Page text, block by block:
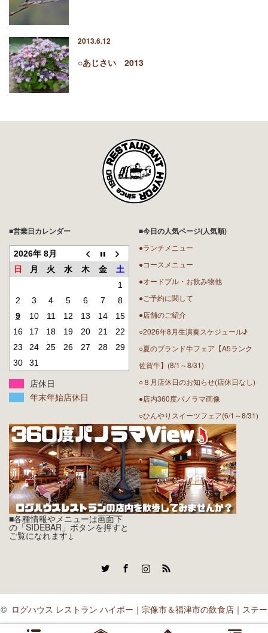
2013.6.12
○あじさい 2013
■営業日カレンダー
2026年 8月
日
月 火 水 木 金
土
1
2
3 4 5 6 7
8
9
10 11 12 13 14
15
16
17 18 19 20 21
22
23
24 25 26 27 28
29
30
31
店休日
年末年始店休日
■今日の人気ページ(人気順)
●ランチメニュー
●コースメニュー
●オードブル・お飲み物他
●ご予約に関して
●店舗のご紹介
○2026年8月生演奏スケジュール♪
○夏のブランド牛フェア【A5ランク
佐賀牛】(8/1～8/31)
○８月店休日のお知らせ(店休日なし)
●店内360度パノラマ画像
○ひんやりスイーツフェア(6/1～8/31)
■各種情報やメニューは画面下
の「SIDEBAR」ボタンを押すと
ご覧になれます↓
© ログハウス レストラン ハイポー｜宗像市＆福津市の飲食店｜ステー